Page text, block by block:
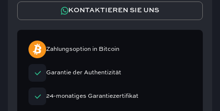
KONTAKTIEREN SIE UNS
Zahlungsoption in Bitcoin
Garantie der Authentizität
24-monatiges Garantiezertifikat